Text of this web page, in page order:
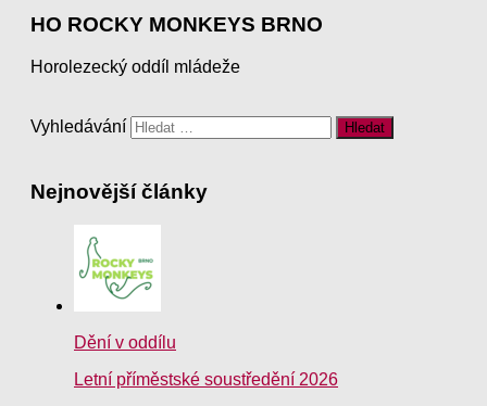
HO ROCKY MONKEYS BRNO
Horolezecký oddíl mládeže
Vyhledávání
Nejnovější články
Dění v oddílu
Letní příměstské soustředění 2026